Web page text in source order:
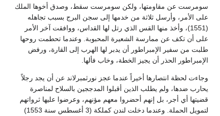
سومرست عن مقاومتها، ولكن سومرست سقط، وصدق أخوها الملك
على الأمر، وأرسل ثلاثة من خدمها إلى سجن البرج بسبب تجاهله
(1551)، وأخذ منها القس الذي رتل لها القداس، ووافقت آخر الأمر
على أن تكف عن ممارسة الشعيرة المحبوبة. وعندما تحطمت روحها
طلبت من سفير الإمبراطور أن يدبر لها الهرب إلى القارة، ورفض
الإمبراطور الحذر أن يجيز الخطة، وخاب فألها.
وجاءت لحظة انتصارها أخيراً عندما عجز نورثمبرلاند عن أن يجد رجلاً
يحارب ضدها، ولم يطلب الذين أقبلوا المدججين بالسلاح لمناصرة
قضيتها أي أجر، بل إنهم أحضروا معهم مؤنهم، وعرضوا عليها ثرواتهم
لتمويل الحملة. وعندما دخلت لندن كملكة (3 أغسطس سنة 1553)